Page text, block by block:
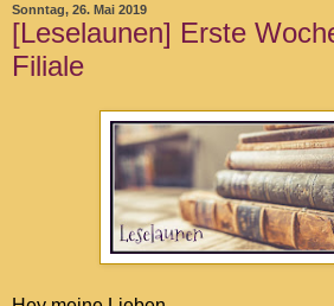
Sonntag, 26. Mai 2019
[Leselaunen] Erste
Filiale